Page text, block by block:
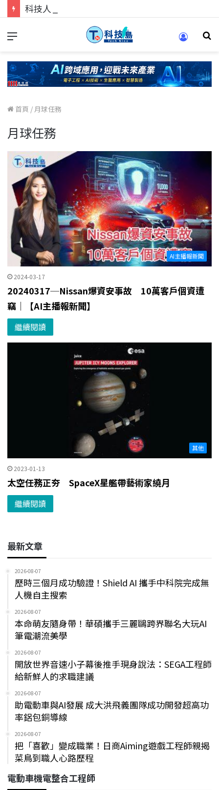
首頁 / 月球任務
月球任務
AI主播報新聞
2024-03-17
20240317─Nissan爆資安事故 10萬客戶個資遭
竊｜【AI主播報新聞】
繼續閱讀
其他
2023-01-13
太空任務正夯 SpaceX星艦帶藝術家繞月
繼續閱讀
最新文章
2026-08-07
歷時三個月成功驗證！Shield AI 攜手中科院完成無
人機自主搜索
2026-08-07
本命萌友隨身帶！華碩攜手三麗鷗跨界聯名大玩AI
筆電潮流美學
2026-08-07
開放世界音速小子幕後推手現身說法：SEGA工程師
給新鮮人的求職建議
2026-08-07
助電動車與AI發展 成大洪飛義團隊成功開發超高功
率鋁包銅導線
2026-08-07
把「喜歡」變成職業！日商Aiming遊戲工程師親揭
菜鳥到職人心路歷程
電動車機電整合工程師